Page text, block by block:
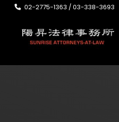
02-2775-1363 / 03-338-3693